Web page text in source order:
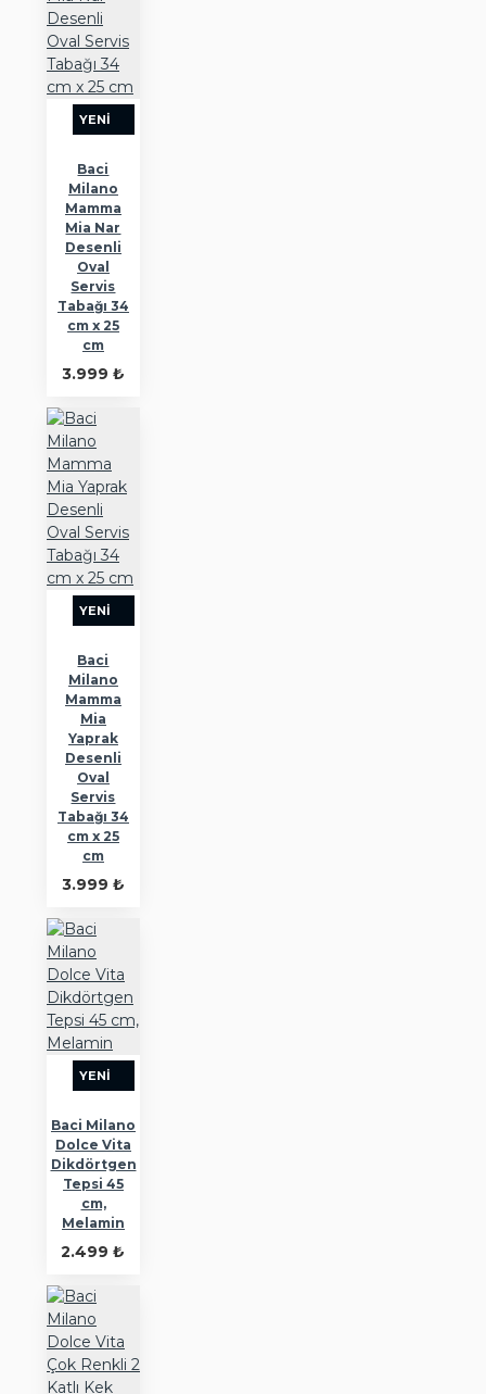
YENI
Baci
Milano
Mamma
Mia Nar
Desenli
Oval
Servis
Tabağı 34
cm x 25
cm
3.999 ₺
YENI
Baci
Milano
Mamma
Mia
Yaprak
Desenli
Oval
Servis
Tabağı 34
cm x 25
cm
3.999 ₺
YENI
Baci Milano
Dolce Vita
Dikdörtgen
Tepsi 45
cm,
Melamin
2.499 ₺